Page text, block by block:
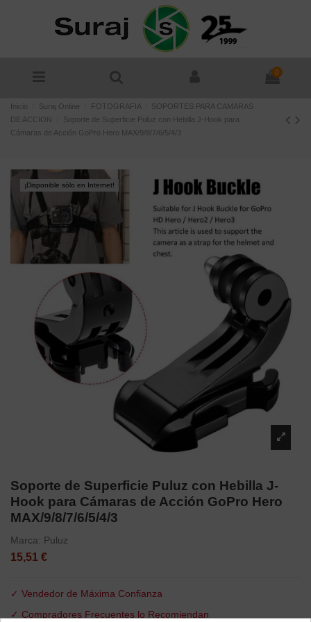
0
Inicio Suraj Online FOTOGRAFIA
SOPORTES PARA CAMARAS
DE ACCION
Soporte de Superficie Puluz con Hebilla J-Hook para
Cámaras de Acción GoPro Hero MAX/9/8/7/6/5/4/3
¡Disponible sólo en Internet!
Soporte de Superficie Puluz con Hebilla J-
Hook para Cámaras de Acción GoPro Hero
MAX/9/8/7/6/5/4/3
Marca: Puluz
15,51 €
✓ Vendedor de Máxima Confianza
✓ Compradores Frecuentes lo Recomiendan